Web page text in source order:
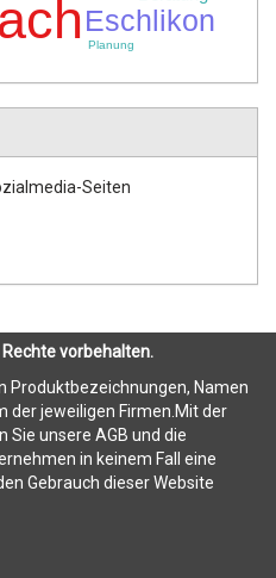
Eschlikon
Planung
Seiten
vorbehalten.
Produktbezeichnungen, Namen
der jeweiligen Firmen.Mit der
Sie unsere AGB und die
in keinem Fall eine
Gebrauch dieser Website